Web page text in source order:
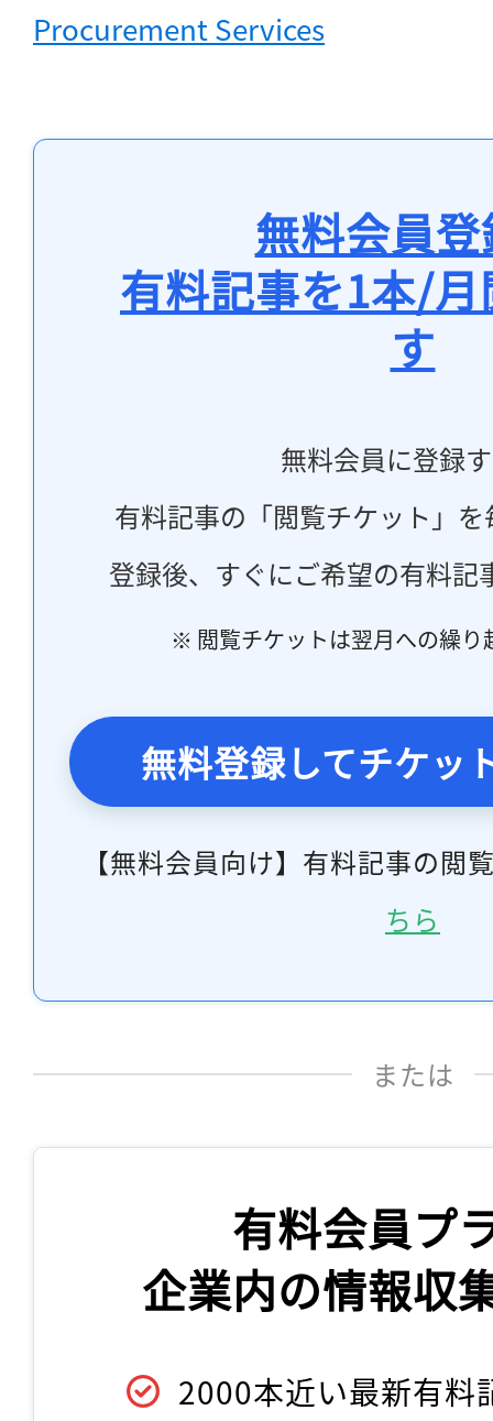
Procurement Services
無料会員
有料記事を1本/
す
無料会員に登録
有料記事の「閲覧チケット」
登録後、すぐにご希望の有料記
※ 閲覧チケットは翌月への繰り
無料登録してチケッ
【無料会員向け】有料記事の閲
ちら
または
有料会員プ
企業内の情報収
2000本近い最新有料